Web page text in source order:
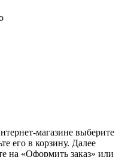
магазине выберите
его в корзину. Далее
на «Оформить заказ» или